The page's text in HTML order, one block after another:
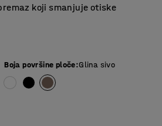
koji smanjuje otiske
Boja površine ploče:Glina sivo